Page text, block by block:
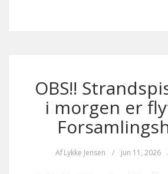
OBS!!
i morgen er
Af Lykke Jensen / jun 11, 2026